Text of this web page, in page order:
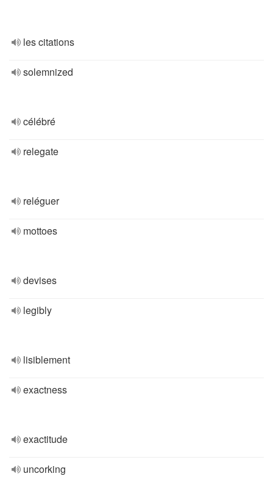
les citations
solemnized
célébré
relegate
reléguer
mottoes
devises
legibly
lisiblement
exactness
exactitude
uncorking